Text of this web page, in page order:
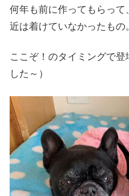
何年も前に作ってもらっ
近は着けていなかったもの
ここぞ！のタイミングで
した～）